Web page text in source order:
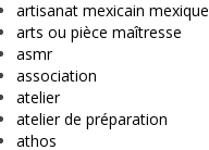
artisanat mexicain mexique
arts ou pièce maîtresse
asmr
association
atelier
atelier de préparation
athos